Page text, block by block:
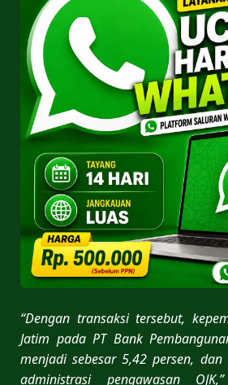
“Dengan transaksi tersebut,
Jatim pada PT Bank
menjadi sebesar 5,42 persen,
administrasi pengawasan OJK,”